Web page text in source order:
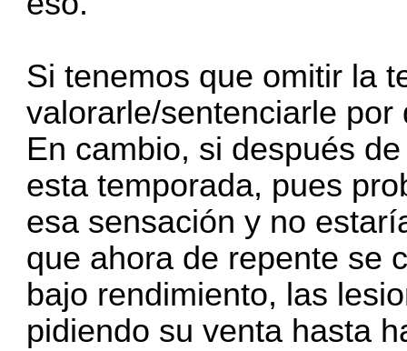
Si tenemos que omitir la
valorarle/sentenciarle
En cambio, si después
esta temporada, pues
esa sensación y no
que ahora de repente se
bajo rendimiento, las
pidiendo su venta hasta